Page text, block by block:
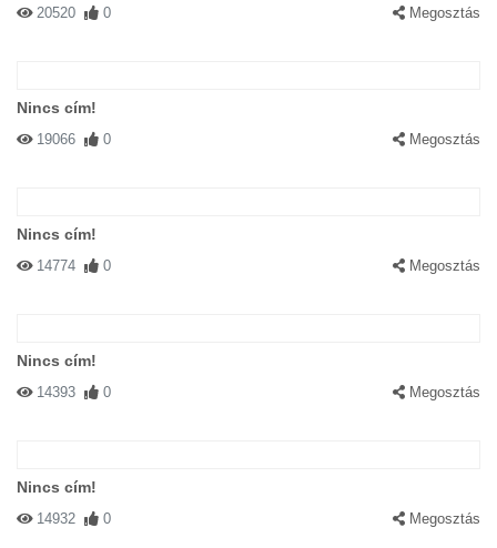
20520 0 Megosztás
Nincs cím!
19066 0 Megosztás
Nincs cím!
14774 0 Megosztás
Nincs cím!
14393 0 Megosztás
Nincs cím!
14932 0 Megosztás